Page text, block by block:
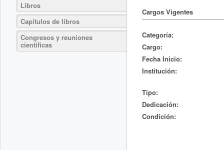
Libros
Capítulos de libros
Congresos y reuniones
científicas
Cargos Vigentes
Categoría:
Cargo:
Fecha Inicio:
Institución:
Tipo:
Dedicación:
Condición: